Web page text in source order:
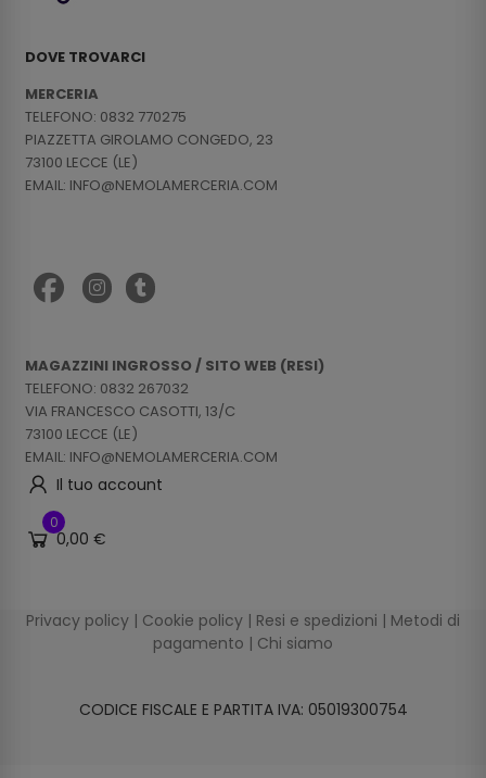
DOVE TROVARCI
MERCERIA
TELEFONO: 0832 770275
PIAZZETTA GIROLAMO CONGEDO, 23
73100 LECCE (LE)
EMAIL: INFO@NEMOLAMERCERIA.COM
MAGAZZINI INGROSSO / SITO WEB (RESI)
TELEFONO: 0832 267032
VIA FRANCESCO CASOTTI, 13/C
73100 LECCE (LE)
EMAIL: INFO@NEMOLAMERCERIA.COM
Il tuo account
0
0,00 €
Privacy policy | Cookie policy | Resi e spedizioni | Metodi di
pagamento | Chi siamo
CODICE FISCALE E PARTITA IVA: 05019300754